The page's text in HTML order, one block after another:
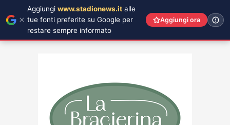
Aggiungi www.stadionews.it alle
tue fonti preferite su Google per
restare sempre informato
Aggiungi ora